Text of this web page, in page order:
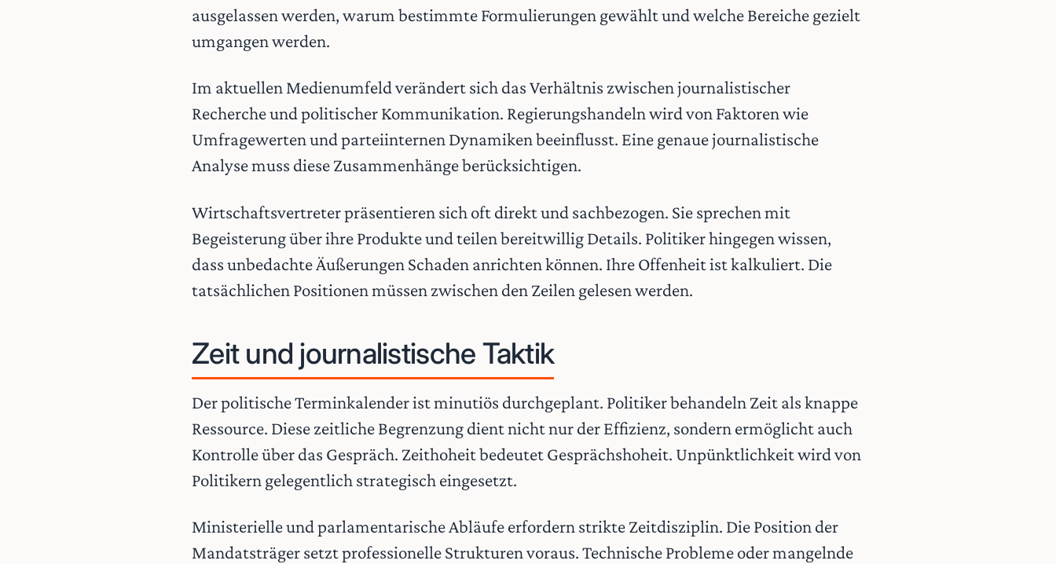
ausgelassen werden, warum bestimmte Formulierungen gewählt und welche Bereiche gezielt
umgangen werden.
Im aktuellen Medienumfeld verändert sich das Verhältnis zwischen journalistischer
Recherche und politischer Kommunikation. Regierungshandeln wird von Faktoren wie
Umfragewerten und parteiinternen Dynamiken beeinflusst. Eine genaue journalistische
Analyse muss diese Zusammenhänge berücksichtigen.
Wirtschaftsvertreter präsentieren sich oft direkt und sachbezogen. Sie sprechen mit
Begeisterung über ihre Produkte und teilen bereitwillig Details. Politiker hingegen wissen,
dass unbedachte Äußerungen Schaden anrichten können. Ihre Offenheit ist kalkuliert. Die
tatsächlichen Positionen müssen zwischen den Zeilen gelesen werden.
Zeit und journalistische Taktik
Der politische Terminkalender ist minutiös durchgeplant. Politiker behandeln Zeit als knappe
Ressource. Diese zeitliche Begrenzung dient nicht nur der Effizienz, sondern ermöglicht auch
Kontrolle über das Gespräch. Zeithoheit bedeutet Gesprächshoheit. Unpünktlichkeit wird von
Politikern gelegentlich strategisch eingesetzt.
Ministerielle und parlamentarische Abläufe erfordern strikte Zeitdisziplin. Die Position der
Mandatsträger setzt professionelle Strukturen voraus. Technische Probleme oder mangelnde